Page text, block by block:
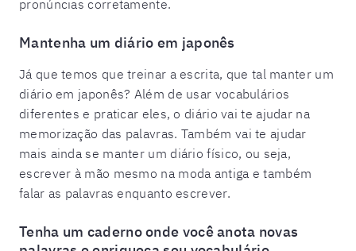
pronúncias corretamente.
Mantenha um diário em japonês
Já que temos que treinar a escrita, que tal manter um
diário em japonês? Além de usar vocabulários
diferentes e praticar eles, o diário vai te ajudar na
memorização das palavras. Também vai te ajudar
mais ainda se manter um diário físico, ou seja,
escrever à mão mesmo na moda antiga e também
falar as palavras enquanto escrever.
Tenha um caderno onde você anota novas